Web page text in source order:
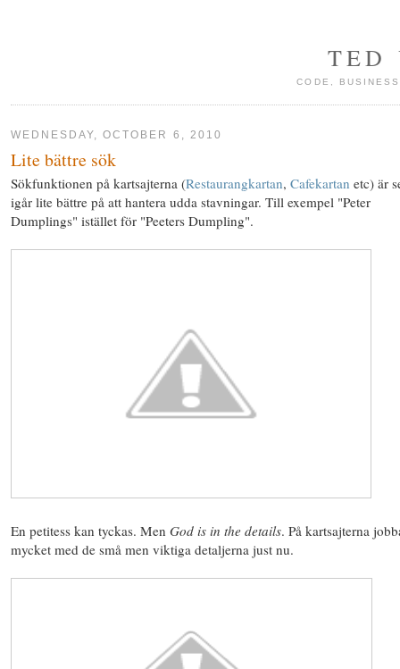
TED
CODE,
WEDNESDAY, OCTOBER 6, 2010
Lite bättre sök
Sökfunktionen på kartsajterna (Restaurangkartan, Cafekartan etc) är
igår lite bättre på att hantera udda stavningar. Till exempel "Peter
Dumplings" istället för "Peeters Dumpling".
En petitess kan tyckas. Men God is in the details. På kartsajterna
mycket med de små men viktiga detaljerna just nu.